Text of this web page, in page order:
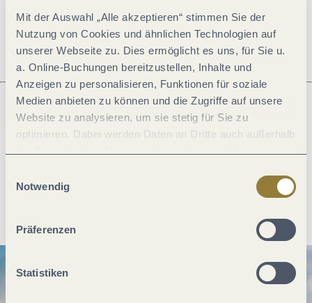
Mit der Auswahl „Alle akzeptieren“ stimmen Sie der
Nutzung von Cookies und ähnlichen Technologien auf
unserer Webseite zu. Dies ermöglicht es uns, für Sie u.
a. Online-Buchungen bereitzustellen, Inhalte und
Anzeigen zu personalisieren, Funktionen für soziale
Medien anbieten zu können und die Zugriffe auf unsere
Website zu analysieren, um sie stetig für Sie zu
optimieren. Dabei werden Daten an Dritte auch außerhalb
jederzeit widerrufen werden. Mit der Auswahl "Alle
ablehnen" kann es zu Beeinträchtigungen in der Nutzung
Notwendig
Präferenzen
Statistiken
Öffnungszeiten
Was möchtest du als nächstes tun?
PDF erzeugen